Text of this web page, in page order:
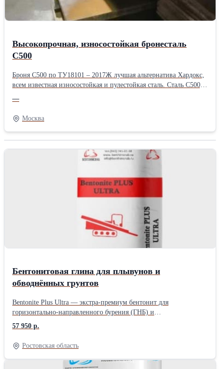
Высокопрочная, износостойкая бронесталь
С500
Броня С500 по ТУ18101 – 2017Ж лучшая альтернатива Хардокс,
всем известная износостойкая и пулестойкая сталь. Сталь С500, в
но и по ГОСТ Р 50744-95; ГОСТ Р 50963-96, ГОСТ Р 51112-97,
ГОСТ 34286-2017, ГОСТ 34282-2017. Сваривается не в пример
Хардоксу (без нагрева), работает на износ даже при температуре
+700 градусов. Самый высокий коэффициент износостойкости.
Гомогенность(однородность структуры брони). Под заказ дадим
любой параметр и дополнительные характеристики. Все классы
взрыва, пули и снарядов?Состояние: Новый Вид металлопроката:
Горячекатаный Материал: Стальной Страна-производитель:
—
Москва
Бентонитовая глина для плывунов и
обводнённых грунтов
Bentonite Plus Ultra — экстра-премиум бентонит для
горизонтально-направленного бурения (ГНБ) и
микротоннелирования. Создан для особо сложных условий:
рыхлые и водонасыщенные грунты, текучие плывуны, слои с
высокой фильтрацией, критически нестабильные участки.
Обеспечивает максимальную стабильность ствола и высокую
скорость бурения даже в самых сложных условиях ГНБ.
57 950 р.
Ростовская область